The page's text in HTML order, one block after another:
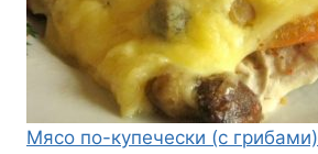
Мясо по-купечески (с грибами)